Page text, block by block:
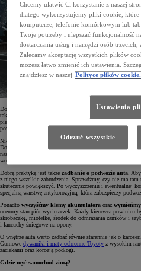
Dopiero drugim krokiem konserwacji nadwozia auta jest
takiej warstwy ochronnej nie wystarczy oczywiście na całą
pierwszymi mrozami. Zabieg ten dobrze jest co jakiś czas
powłoki lakierniczej.
Nie powinniśmy stosować wosku na miejsca
Dodatkowo zaleca się przesmarować wszystkie uszczelki
nas to przed kłopotami z dostaniem się do samochodu w
woda – zwłaszcza podczas jazdy, gdy wewnątrz auta panuje
Dobrą praktyką jest także zadbanie o podwozie auta.
z niego wszelkie zabrudzenia. Sprawdźmy, czy nie ma
skutecznie powiększyć. Po wyczyszczeniu i ewentualnej
specjalną warstwę antykorozyjną, która zabezpieczy
Ponadto wyczyśćmy klemy akumulatora oraz
oceńmy stan piór wycieraczek. Każdy kierowca powinien
skrobaczkę, miotełkę, środek do odmrażania zamków i
i łańcuchy śniegowe na opony.
O wnętrze auta warto zadbać równie starannie jak o
Gumowe dywaniki i maty ochronne Toyoty z wysokim
zaciekami oraz korozją podłogi.
Gdzie myć samochód zimą?
Chcemy ułatwić Ci korzystanie z naszej
dlatego wykorzystujemy pliki cookie, które
komputerze, telefonie komórkowym lub
Twoje potrzeby i ulepszać funkcjonalność
dostarczania usług i narzędzi osób
Zalecamy akceptację wszystkich plików
możesz łatwo zmienić ich ustawienia.
znajdziesz w naszej Polityce plików cookie.
Ustawienia
Odrzuć wszystkie